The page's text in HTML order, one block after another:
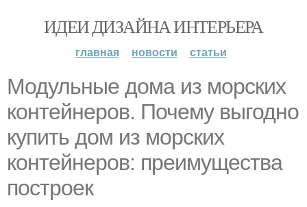
ИДЕИ ДИЗАЙНА ИНТЕРЬЕРА
главная новости статьи
Модульные дома из морских
контейнеров. Почему выгодно
купить дом из морских
контейнеров: преимущества
построек